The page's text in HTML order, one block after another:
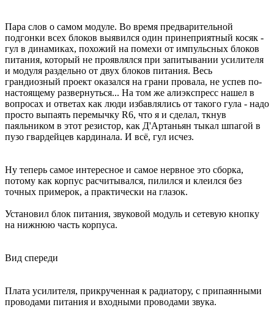
Пара слов о самом модуле. Во время предварительной
подгонки всех блоков выявился один принеприятный косяк -
гул в динамиках, похожий на помехи от импульсных блоков
питания, который не проявлялся при запитывании усилителя
и модуля раздельно от двух блоков питания. Весь
грандиозный проект оказался на грани провала, не успев по-
настоящему развернуться... На том же алиэкспресс нашел в
вопросах и ответах как люди избавлялись от такого гула - надо
просто выпаять перемычку R6, что я и сделал, ткнув
паяльником в этот резистор, как Д'Артаньян тыкал шпагой в
пузо гвардейцев кардинала. И всё, гул исчез.
Ну теперь самое интересное и самое нервное это сборка,
потому как корпус расчитывался, пилился и клеился без
точных примерок, а практически на глазок.
Установил блок питания, звуковой модуль и сетевую кнопку
на нижнюю часть корпуса.
Вид спереди
Плата усилителя, прикрученная к радиатору, с припаянными
проводами питания и входными проводами звука.